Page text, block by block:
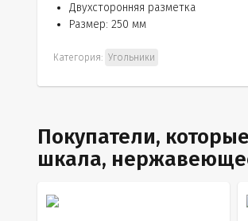
Двухсторонняя разметка
Размер: 250 мм
Категория: Угольники
Покупатели,
шкала,